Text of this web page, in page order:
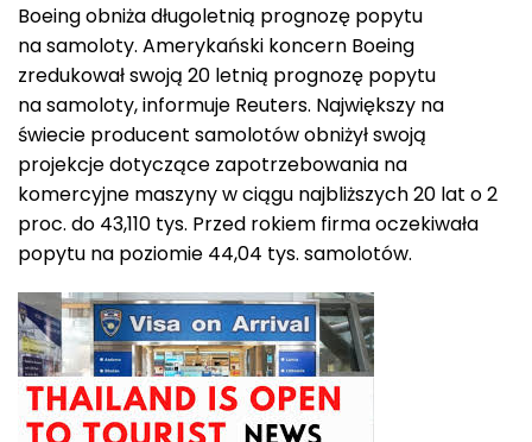
Boeing obniża długoletnią prognozę popytu
na samoloty. Amerykański koncern Boeing
zredukował swoją 20 letnią prognozę popytu
na samoloty, informuje Reuters. Największy na
świecie producent samolotów obniżył swoją
projekcje dotyczące zapotrzebowania na
komercyjne maszyny w ciągu najbliższych 20 lat o 2
proc. do 43,110 tys. Przed rokiem firma oczekiwała
popytu na poziomie 44,04 tys. samolotów.